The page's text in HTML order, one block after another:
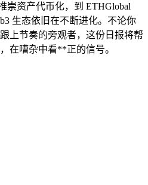
崇资产代币化，到 ETHGlobal
生态依旧在不断进化。不论你
上节奏的旁观者，这份日报将帮
在嘈杂中看**正的信号。